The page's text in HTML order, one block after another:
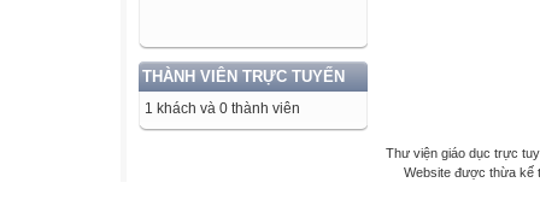
THÀNH VIÊN TRỰC TUYẾN
1 khách và 0 thành viên
Thư viện giáo dục trực
Website được thừa kế